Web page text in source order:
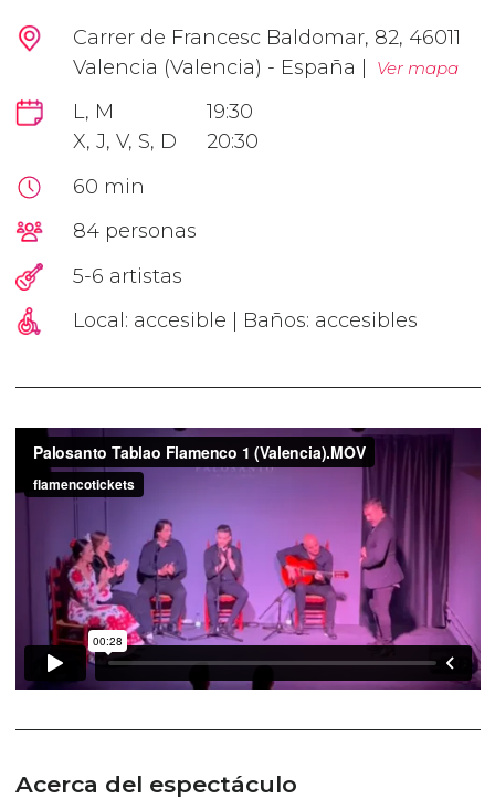
Carrer de Francesc Baldomar, 82, 46011
Valencia (Valencia) - España |
Ver mapa
L, M
X, J, V, S, D
19:30
20:30
60 min
84 personas
5-6 artistas
Local: accesible | Baños: accesibles
Acerca del espectáculo